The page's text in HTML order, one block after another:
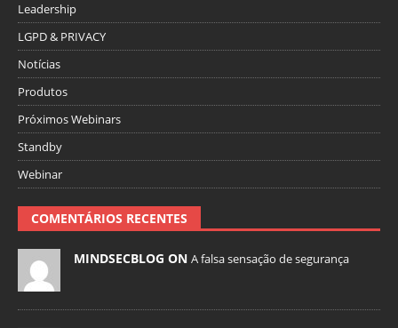
Leadership
LGPD & PRIVACY
Notícias
Produtos
Próximos Webinars
Standby
Webinar
COMENTÁRIOS RECENTES
MINDSECBLOG ON A falsa sensação de segurança